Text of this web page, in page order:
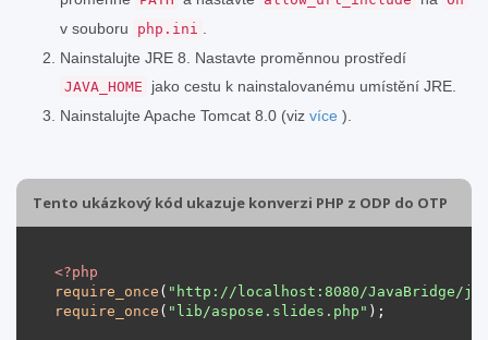
v souboru php.ini
Nainstalujte JRE 8. Nastavte proměnnou prostředí
JAVA_HOME
jako cestu k nainstalovanému umístění JRE.
Nainstalujte Apache Tomcat 8.0 (viz více ).
Tento ukázkový kód ukazuje konverzi PHP z ODP do OTP
<?php
require_once ( "http://localhost:8080/JavaBridge/
require_once ( "lib/aspose.slides.php"